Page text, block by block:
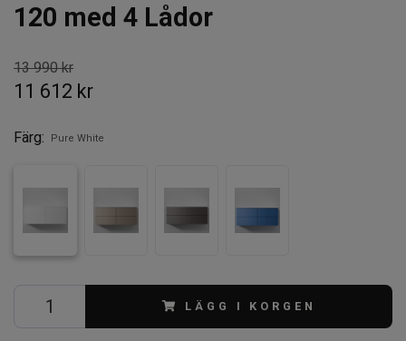
120 med 4 Lådor
13 990 kr
11 612 kr
Färg: Pure White
LÄGG I KORGEN